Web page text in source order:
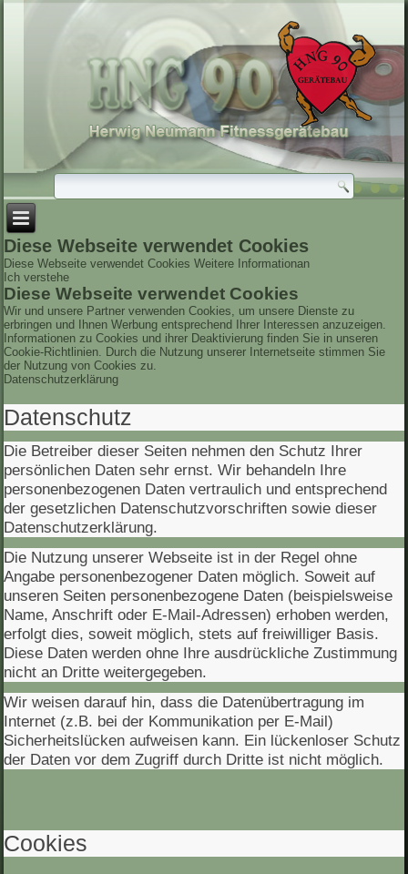
Diese Webseite verwendet Cookies
Diese Webseite verwendet CookiesWeitere Informationan
Ich verstehe
Diese Webseite verwendet Cookies
Wir und unsere Partner verwenden Cookies, um unsere Dienste zu
erbringen und Ihnen Werbung entsprechend Ihrer Interessen anzuzeigen.
Informationen zu Cookies und ihrer Deaktivierung finden Sie in unseren
Cookie-Richtlinien. Durch die Nutzung unserer Internetseite stimmen Sie
der Nutzung von Cookies zu.
Datenschutzerklärung
Datenschutz
Die Betreiber dieser Seiten nehmen den Schutz Ihrer
persönlichen Daten sehr ernst. Wir behandeln Ihre
personenbezogenen Daten vertraulich und entsprechend
der gesetzlichen Datenschutzvorschriften sowie dieser
Datenschutzerklärung.
Die Nutzung unserer Webseite ist in der Regel ohne
Angabe personenbezogener Daten möglich. Soweit auf
unseren Seiten personenbezogene Daten (beispielsweise
Name, Anschrift oder E-Mail-Adressen) erhoben werden,
erfolgt dies, soweit möglich, stets auf freiwilliger Basis.
Diese Daten werden ohne Ihre ausdrückliche Zustimmung
nicht an Dritte weitergegeben.
Wir weisen darauf hin, dass die Datenübertragung im
Internet (z.B. bei der Kommunikation per E-Mail)
Sicherheitslücken aufweisen kann. Ein lückenloser Schutz
der Daten vor dem Zugriff durch Dritte ist nicht möglich.
Cookies